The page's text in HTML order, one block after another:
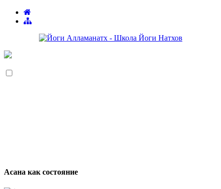
Асана как состояние